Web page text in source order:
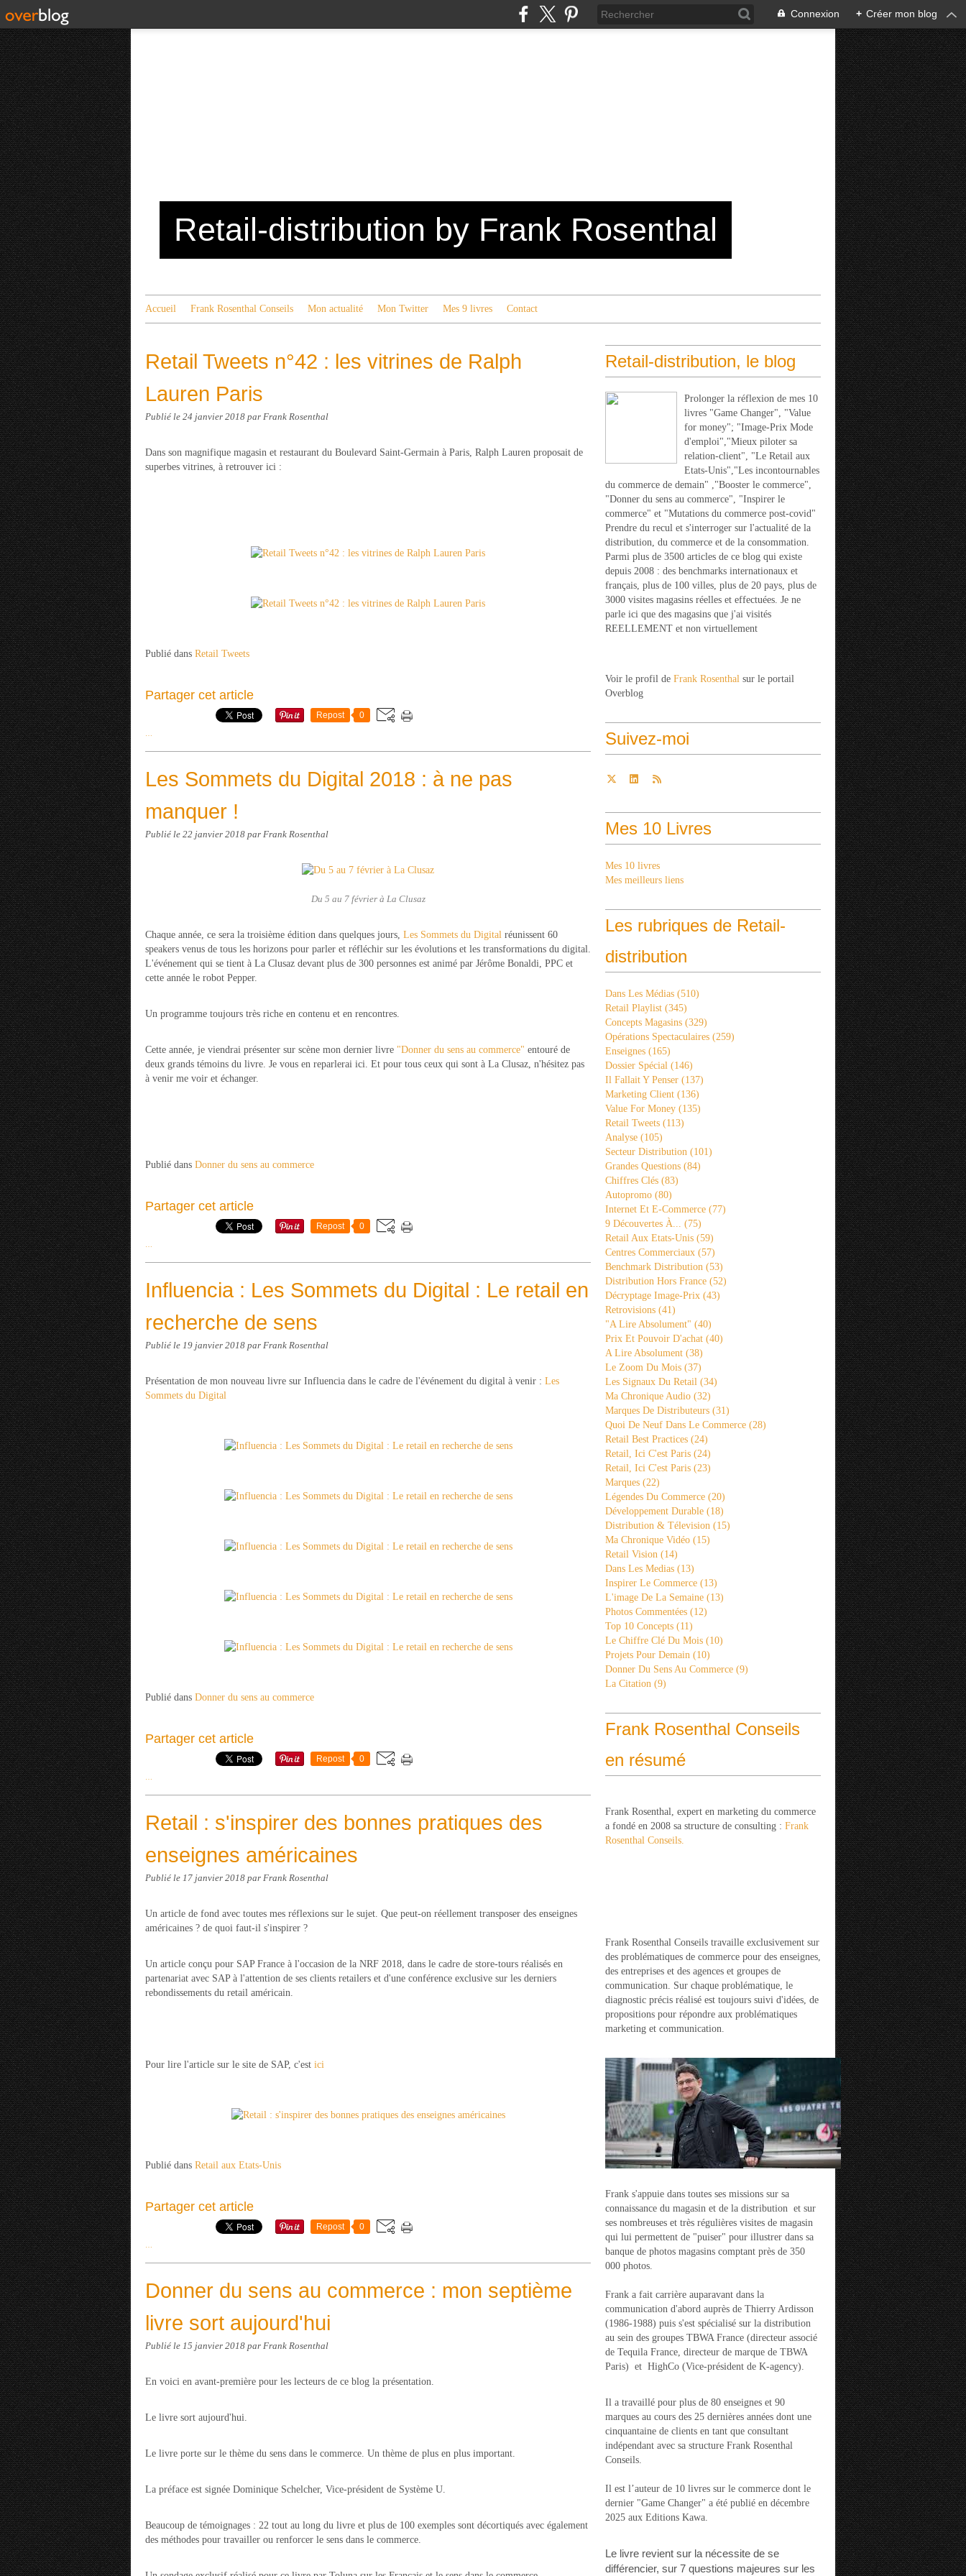
Connexion + Créer mon blog
Retail-distribution by Frank Rosenthal
Accueil Frank Rosenthal Conseils Mon actualité Mon Twitter Mes 9 livres Contact
Retail Tweets n°42 : les vitrines de Ralph
Lauren Paris
Publié le 24 janvier 2018 par Frank Rosenthal
Dans son magnifique magasin et restaurant du Boulevard Saint-Germain à Paris, Ralph Lauren proposait de
superbes vitrines, à retrouver ici :
Publié dans Retail Tweets
Partager cet article
Repost 0
Les Sommets du Digital 2018 : à ne pas
manquer !
Publié le 22 janvier 2018 par Frank Rosenthal
Du 5 au 7 février à La Clusaz
Chaque année, ce sera la troisième édition dans quelques jours, Les Sommets du Digital réunissent 60
speakers venus de tous les horizons pour parler et réfléchir sur les évolutions et les transformations du digital.
L'événement qui se tient à La Clusaz devant plus de 300 personnes est animé par Jérôme Bonaldi, PPC et
cette année le robot Pepper.
Un programme toujours très riche en contenu et en rencontres.
Cette année, je viendrai présenter sur scène mon dernier livre "Donner du sens au commerce" entouré de
deux grands témoins du livre. Je vous en reparlerai ici. Et pour tous ceux qui sont à La Clusaz, n'hésitez pas
à venir me voir et échanger.
Publié dans Donner du sens au commerce
Partager cet article
Repost 0
Influencia : Les Sommets du Digital : Le retail en
recherche de sens
Publié le 19 janvier 2018 par Frank Rosenthal
Présentation de mon nouveau livre sur Influencia dans le cadre de l'événement du digital à venir : Les
Sommets du Digital
Publié dans Donner du sens au commerce
Partager cet article
Repost 0
Retail : s'inspirer des bonnes pratiques des
enseignes américaines
Publié le 17 janvier 2018 par Frank Rosenthal
Un article de fond avec toutes mes réflexions sur le sujet. Que peut-on réellement transposer des enseignes
américaines ? de quoi faut-il s'inspirer ?
Un article conçu pour SAP France à l'occasion de la NRF 2018, dans le cadre de store-tours réalisés en
partenariat avec SAP à l'attention de ses clients retailers et d'une conférence exclusive sur les derniers
rebondissements du retail américain.
Pour lire l'article sur le site de SAP, c'est ici
Publié dans Retail aux Etats-Unis
Partager cet article
Repost 0
Donner du sens au commerce : mon septième
livre sort aujourd'hui
Publié le 15 janvier 2018 par Frank Rosenthal
En voici en avant-première pour les lecteurs de ce blog la présentation.
Le livre sort aujourd'hui.
Le livre porte sur le thème du sens dans le commerce. Un thème de plus en plus important.
La préface est signée Dominique Schelcher, Vice-président de Système U.
Beaucoup de témoignages : 22 tout au long du livre et plus de 100 exemples sont décortiqués avec également
des méthodes pour travailler ou renforcer le sens dans le commerce.
Retail-distribution, le blog
Prolonger la réflexion de mes 10
livres "Game Changer", "Value
for money"; "Image-Prix Mode
d'emploi","Mieux piloter sa
relation-client", "Le Retail aux
Etats-Unis","Les incontournables
du commerce de demain" ,"Booster le commerce",
"Donner du sens au commerce", "Inspirer le
commerce" et "Mutations du commerce post-covid"
Prendre du recul et s'interroger sur l'actualité de la
distribution, du commerce et de la consommation.
Parmi plus de 3500 articles de ce blog qui existe
depuis 2008 : des benchmarks internationaux et
français, plus de 100 villes, plus de 20 pays, plus de
3000 visites magasins réelles et effectuées. Je ne
parle ici que des magasins que j'ai visités
REELLEMENT et non virtuellement
Voir le profil de Frank Rosenthal sur le portail
Overblog
Suivez-moi
Mes 10 Livres
Mes 10 livres
Mes meilleurs liens
Les rubriques de Retail-
distribution
Dans Les Médias (510)
Retail Playlist (345)
Concepts Magasins (329)
Opérations Spectaculaires (259)
Enseignes (165)
Dossier Spécial (146)
Il Fallait Y Penser (137)
Marketing Client (136)
Value For Money (135)
Retail Tweets (113)
Analyse (105)
Secteur Distribution (101)
Grandes Questions (84)
Chiffres Clés (83)
Autopromo (80)
Internet Et E-Commerce (77)
9 Découvertes À... (75)
Retail Aux Etats-Unis (59)
Centres Commerciaux (57)
Benchmark Distribution (53)
Distribution Hors France (52)
Décryptage Image-Prix (43)
Retrovisions (41)
"a Lire Absolument" (40)
Prix Et Pouvoir D'achat (40)
A Lire Absolument (38)
Le Zoom Du Mois (37)
Les Signaux Du Retail (34)
Ma Chronique Audio (32)
Marques De Distributeurs (31)
Quoi De Neuf Dans Le Commerce (28)
Retail Best Practices (24)
Retail, Ici C'est Paris (24)
Retail, Ici C'est Paris (23)
Marques (22)
Légendes Du Commerce (20)
Développement Durable (18)
Distribution & Télevision (15)
Ma Chronique Vidéo (15)
Retail Vision (14)
Dans Les Medias (13)
Inspirer Le Commerce (13)
L'image De La Semaine (13)
Photos Commentées (12)
Top 10 Concepts (11)
Le Chiffre Clé Du Mois (10)
Projets Pour Demain (10)
Donner Du Sens Au Commerce (9)
La Citation (9)
Frank Rosenthal Conseils
en résumé
Frank Rosenthal, expert en marketing du commerce
a fondé en 2008 sa structure de consulting : Frank
Rosenthal Conseils.
Frank Rosenthal Conseils travaille exclusivement sur
des problématiques de commerce pour des enseignes,
des entreprises et des agences et groupes de
communication. Sur chaque problématique, le
diagnostic précis réalisé est toujours suivi d'idées, de
propositions pour répondre aux problématiques
marketing et communication.
Frank s'appuie dans toutes ses missions sur sa
connaissance du magasin et de la distribution et sur
ses nombreuses et très régulières visites de magasin
qui lui permettent de "puiser" pour illustrer dans sa
banque de photos magasins comptant près de 350
000 photos.
Frank a fait carrière auparavant dans la
communication d'abord auprès de Thierry Ardisson
(1986-1988) puis s'est spécialisé sur la distribution
au sein des groupes TBWA France (directeur associé
de Tequila France, directeur de marque de TBWA
Paris) et HighCo (Vice-président de K-agency).
Il a travaillé pour plus de 80 enseignes et 90
marques au cours des 25 dernières années dont une
cinquantaine de clients en tant que consultant
indépendant avec sa structure Frank Rosenthal
Conseils.
Il est l’auteur de 10 livres sur le commerce dont le
dernier "Game Changer" a été publié en décembre
2025 aux Editions Kawa.
Le livre revient sur la nécessite de se
différencier, sur 7 questions majeures sur les